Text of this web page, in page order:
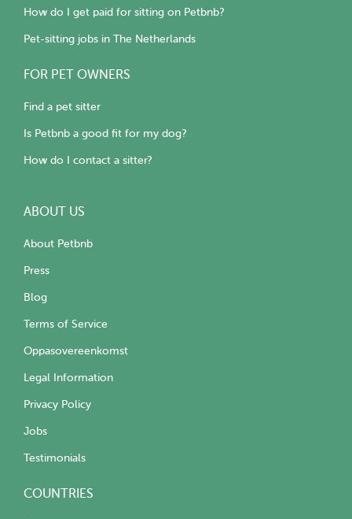
How do I get paid for sitting on Petbnb?
Pet-sitting jobs in The Netherlands
FOR PET OWNERS
Find a pet sitter
Is Petbnb a good fit for my dog?
How do I contact a sitter?
ABOUT US
About Petbnb
Press
Blog
Terms of Service
Oppasovereenkomst
Legal Information
Privacy Policy
Jobs
Testimonials
COUNTRIES